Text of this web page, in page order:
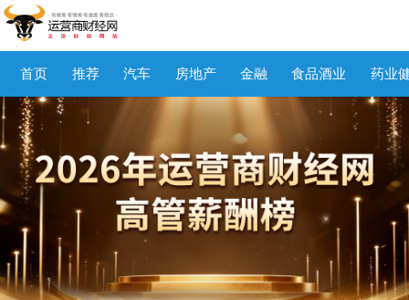
首页 推荐 汽车 房地产 金融 食品酒业 药业